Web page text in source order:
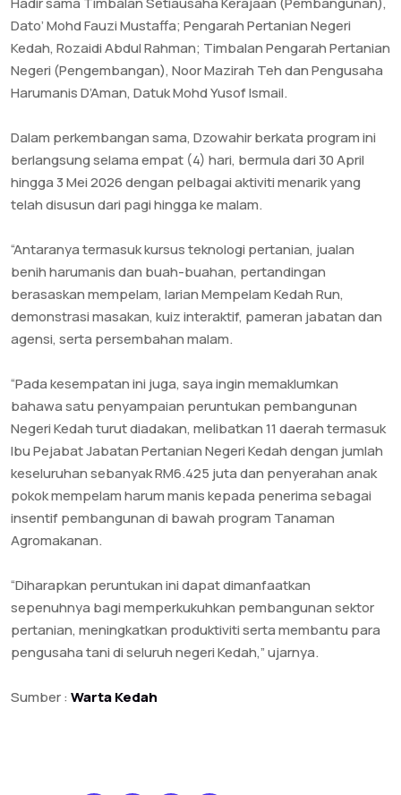
Dato’ Mohd Fauzi Mustaffa; Pengarah Pertanian Negeri
Kedah, Rozaidi Abdul Rahman; Timbalan Pengarah Pertanian
Negeri (Pengembangan), Noor Mazirah Teh dan Pengusaha
Harumanis D’Aman, Datuk Mohd Yusof Ismail.
Dalam perkembangan sama, Dzowahir berkata program ini
berlangsung selama empat (4) hari, bermula dari 30 April
hingga 3 Mei 2026 dengan pelbagai aktiviti menarik yang
telah disusun dari pagi hingga ke malam.
“Antaranya termasuk kursus teknologi pertanian, jualan
benih harumanis dan buah-buahan, pertandingan
berasaskan mempelam, larian Mempelam Kedah Run,
demonstrasi masakan, kuiz interaktif, pameran jabatan dan
agensi, serta persembahan malam.
“Pada kesempatan ini juga, saya ingin memaklumkan
bahawa satu penyampaian peruntukan pembangunan
Negeri Kedah turut diadakan, melibatkan 11 daerah termasuk
Ibu Pejabat Jabatan Pertanian Negeri Kedah dengan jumlah
keseluruhan sebanyak RM6.425 juta dan penyerahan anak
pokok mempelam harum manis kepada penerima sebagai
insentif pembangunan di bawah program Tanaman
Agromakanan.
“Diharapkan peruntukan ini dapat dimanfaatkan
sepenuhnya bagi memperkukuhkan pembangunan sektor
pertanian, meningkatkan produktiviti serta membantu para
pengusaha tani di seluruh negeri Kedah,” ujarnya.
Sumber : Warta Kedah